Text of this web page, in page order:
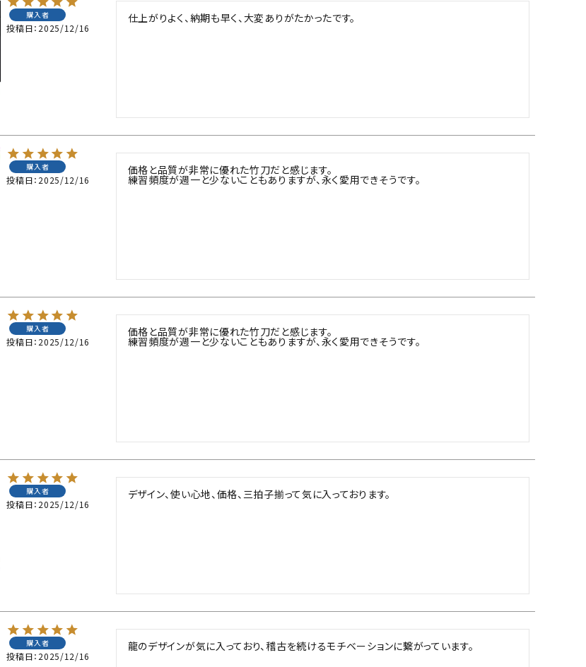
防具袋 ツバ・ツバ止め
購入者
投稿日 2025/12/16
仕上がりよく、納期も早く、大変ありがたかったです。
購入者
投稿日 2025/12/16
価格と品質が非常に優れた竹刀だと感じます。
練習頻度が週一と少ないこともありますが、永く愛用できそうです。
購入者
投稿日 2025/12/16
価格と品質が非常に優れた竹刀だと感じます。
練習頻度が週一と少ないこともありますが、永く愛用できそうです。
購入者
投稿日 2025/12/16
デザイン、使い心地、価格、三拍子揃って気に入っております。
購入者
投稿日 2025/12/16
龍のデザインが気に入っており、稽古を続けるモチベーションに繋がっています。